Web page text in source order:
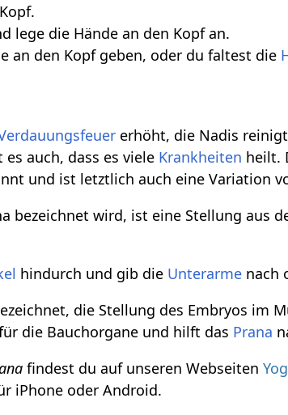
lege die Hände an den Kopf an.
an den Kopf geben, oder du faltest die
erhöht, die Nadis
auch, dass es viele Krankheiten heilt.
und ist letztlich auch eine Variation
bezeichnet wird, ist eine Stellung aus
hindurch und gib die Unterarme nach
die Stellung des Embryos im
die Bauchorgane und hilft das Prana
findest du auf unseren Webseiten
iPhone oder Android.